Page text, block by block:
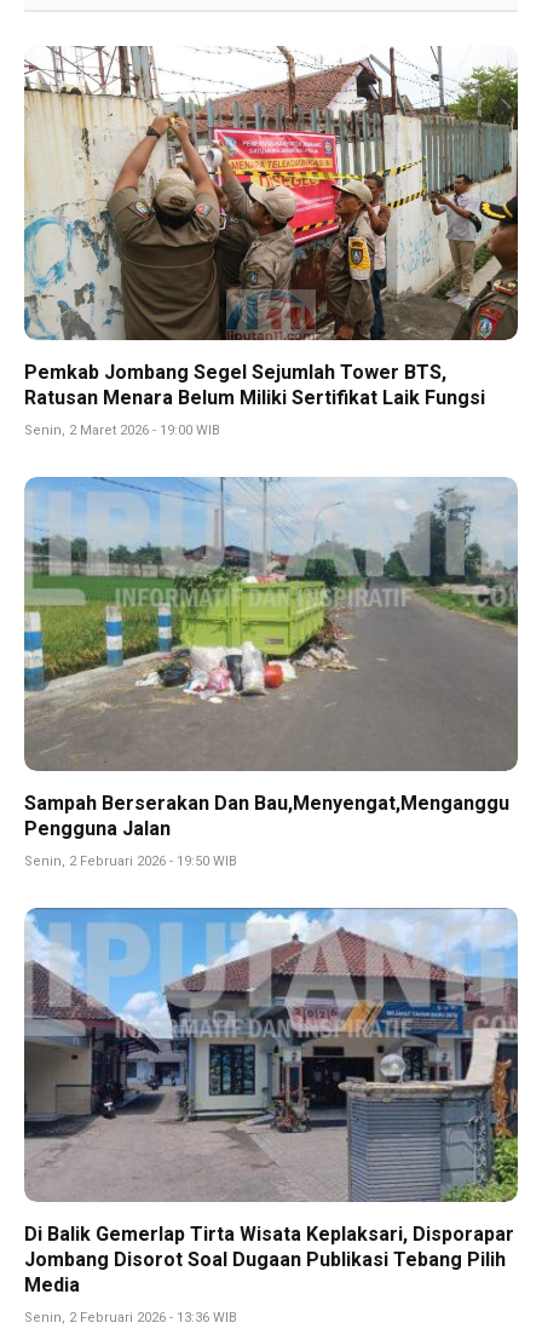
Pemkab Jombang Segel Sejumlah Tower BTS,
Ratusan Menara Belum Miliki Sertifikat Laik Fungsi
Senin, 2 Maret 2026 - 19:00 WIB
Sampah Berserakan Dan Bau,Menyengat,Menganggu
Pengguna Jalan
Senin, 2 Februari 2026 - 19:50 WIB
Di Balik Gemerlap Tirta Wisata Keplaksari, Disporapar
Jombang Disorot Soal Dugaan Publikasi Tebang Pilih
Media
Senin, 2 Februari 2026 - 13:36 WIB